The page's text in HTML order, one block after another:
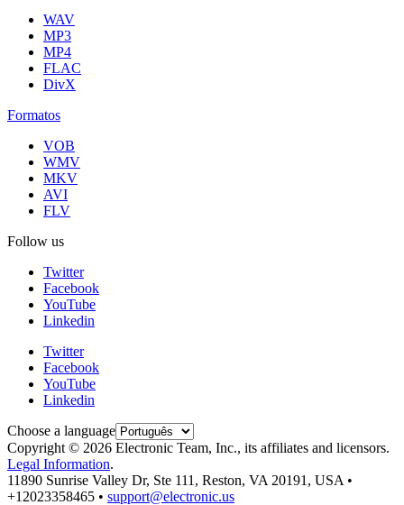
WAV
MP3
MP4
FLAC
DivX
Formatos
VOB
WMV
MKV
AVI
FLV
Follow us
Twitter
Facebook
YouTube
Linkedin
Twitter
Facebook
YouTube
Linkedin
Choose a language
Copyright © 2026 Electronic Team, Inc., its affiliates and licensors.
Legal Information.
11890 Sunrise Valley Dr, Ste 111, Reston, VA 20191, USA •
+12023358465 • support@electronic.us